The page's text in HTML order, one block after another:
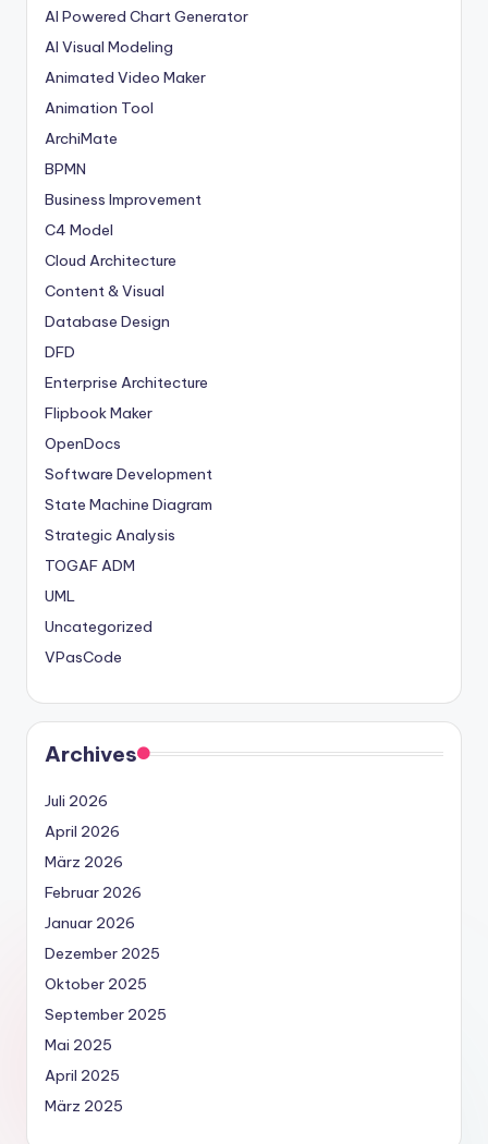
AI Powered Chart Generator
AI Visual Modeling
Animated Video Maker
Animation Tool
ArchiMate
BPMN
Business Improvement
C4 Model
Cloud Architecture
Content & Visual
Database Design
DFD
Enterprise Architecture
Flipbook Maker
OpenDocs
Software Development
State Machine Diagram
Strategic Analysis
TOGAF ADM
UML
Uncategorized
VPasCode
Archives
Juli 2026
April 2026
März 2026
Februar 2026
Januar 2026
Dezember 2025
Oktober 2025
September 2025
Mai 2025
April 2025
März 2025